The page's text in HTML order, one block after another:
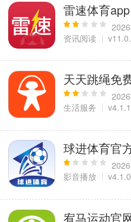
雷速体育app
资讯阅读
天天跳绳免
生活服务
球进体育官
影音播放
v4.1.0
宥马运动官